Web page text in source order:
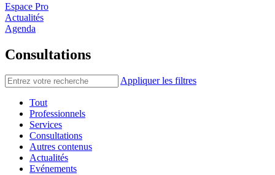
Espace Pro
Actualités
Agenda
Consultations
Appliquer les filtres
Tout
Professionnels
Services
Consultations
Autres contenus
Actualités
Evénements